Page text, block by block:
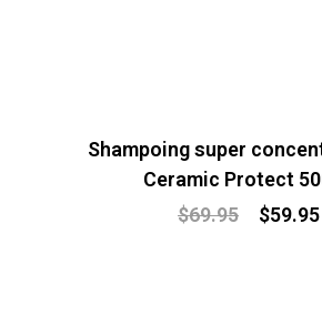
Shampoing super
Ceramic Protect
$69.95 $59.95